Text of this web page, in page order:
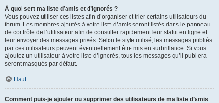
À quoi sert ma liste d’amis et d’ignorés ?
Vous pouvez utiliser ces listes afin d’organiser et trier certains utilisateurs du
forum. Les membres ajoutés à votre liste d’amis seront listés dans le panneau
de contrôle de l’utilisateur afin de consulter rapidement leur statut en ligne et
leur envoyer des messages privés. Selon le style utilisé, les messages publiés
par ces utilisateurs peuvent éventuellement être mis en surbrillance. Si vous
ajoutez un utilisateur à votre liste d’ignorés, tous les messages qu’il publiera
seront masqués par défaut.
Haut
Comment puis-je ajouter ou supprimer des utilisateurs de ma liste d’amis